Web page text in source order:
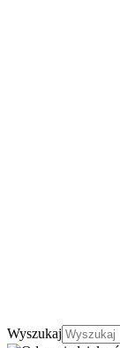
Wyszukaj